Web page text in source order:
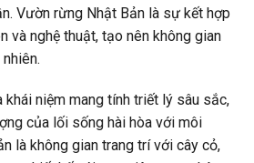
Vườn rừng Nhật Bản là sự kết hợp
và nghệ thuật, tạo nên không gian
niệm mang tính triết lý sâu sắc,
của lối sống hài hòa với môi
là không gian trang trí với cây cỏ,